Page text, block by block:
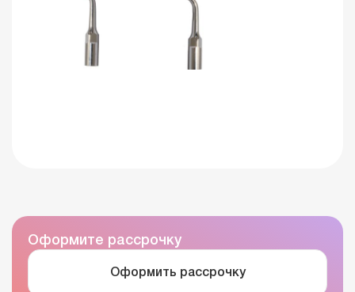
Оформите рассрочку
Оформить рассрочку